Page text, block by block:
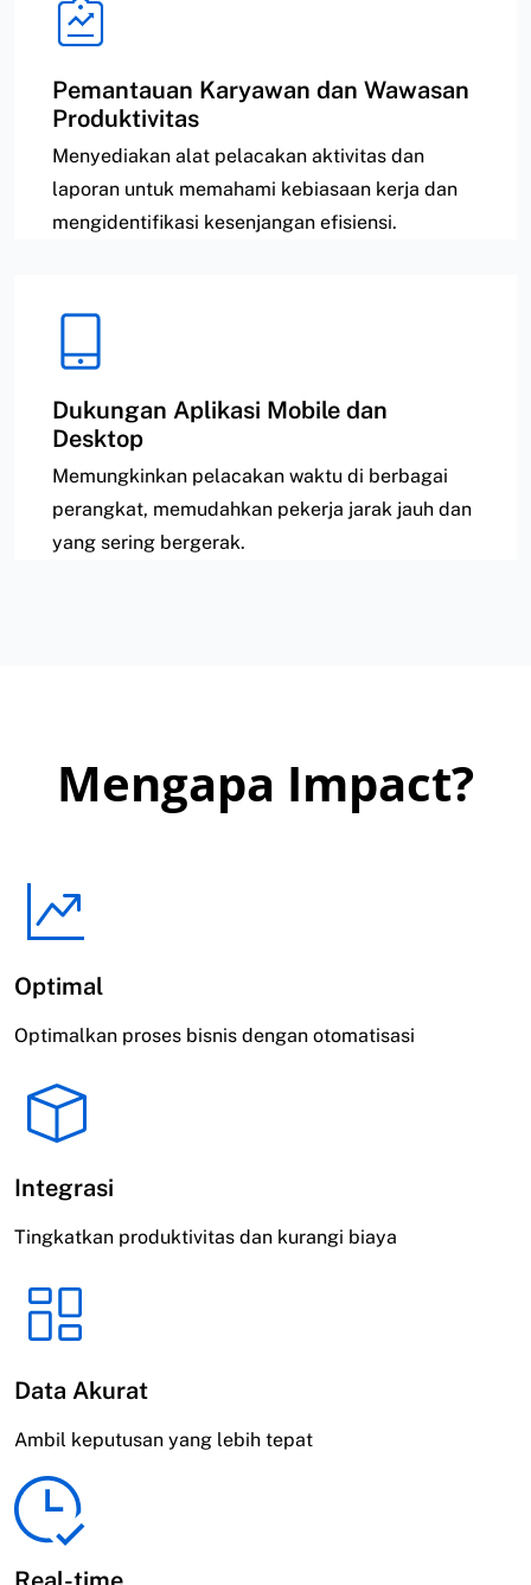
Pemantauan Karyawan dan Wawasan
Produktivitas
Menyediakan alat pelacakan aktivitas dan
laporan untuk memahami kebiasaan kerja dan
mengidentifikasi kesenjangan efisiensi.
Dukungan Aplikasi Mobile dan
Desktop
Memungkinkan pelacakan waktu di berbagai
perangkat, memudahkan pekerja jarak jauh dan
yang sering bergerak.
Mengapa Impact?
Optimal
Optimalkan proses bisnis dengan otomatisasi
Integrasi
Tingkatkan produktivitas dan kurangi biaya
Data Akurat
Ambil keputusan yang lebih tepat